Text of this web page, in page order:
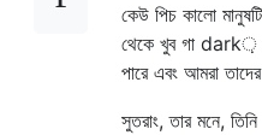
কেউ পিচ কালো
থেকে খুব গা dark়
পারে এবং আমরা
সুতরাং, তার মনে,